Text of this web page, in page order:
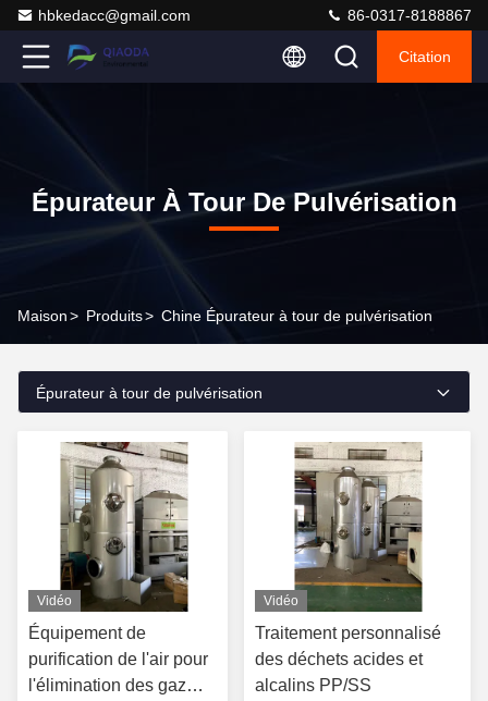
hbkedacc@gmail.com 86-0317-8188867
Citation
Épurateur À Tour De Pulvérisation
Maison> Produits> Chine Épurateur à tour de pulvérisation
Épurateur à tour de pulvérisation
Vidéo
Équipement de
purification de l'air pour
l'élimination des gaz
Vidéo
Traitement personnalisé
des déchets acides et
alcalins PP/SS